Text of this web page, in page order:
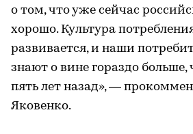
о том, что уже сейчас
хорошо. Культура
развивается, и наши
знают о вине гораздо
пять лет назад», —
Яковенко.